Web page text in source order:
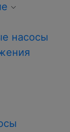
насосы